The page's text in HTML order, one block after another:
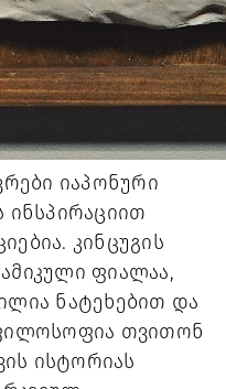
იაპონური
კინცუგის
ფიალაა,
ნატეხებით და
თვითონ
ისტორიას